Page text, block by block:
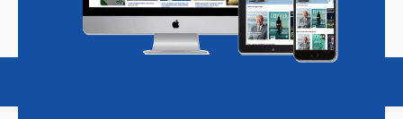
Magazine Podcasts Vacatures